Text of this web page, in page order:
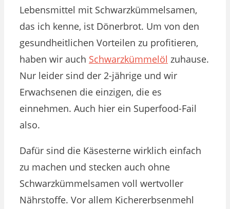
Lebensmittel mit Schwarzkümmelsamen,
das ich kenne, ist Dönerbrot. Um von den
gesundheitlichen Vorteilen zu profitieren,
haben wir auch Schwarzkümmelöl zuhause.
Nur leider sind der 2-jährige und wir
Erwachsenen die einzigen, die es
einnehmen. Auch hier ein Superfood-Fail
also.
Dafür sind die Käsesterne wirklich einfach
zu machen und stecken auch ohne
Schwarzkümmelsamen voll wertvoller
Nährstoffe. Vor allem Kichererbsenmehl